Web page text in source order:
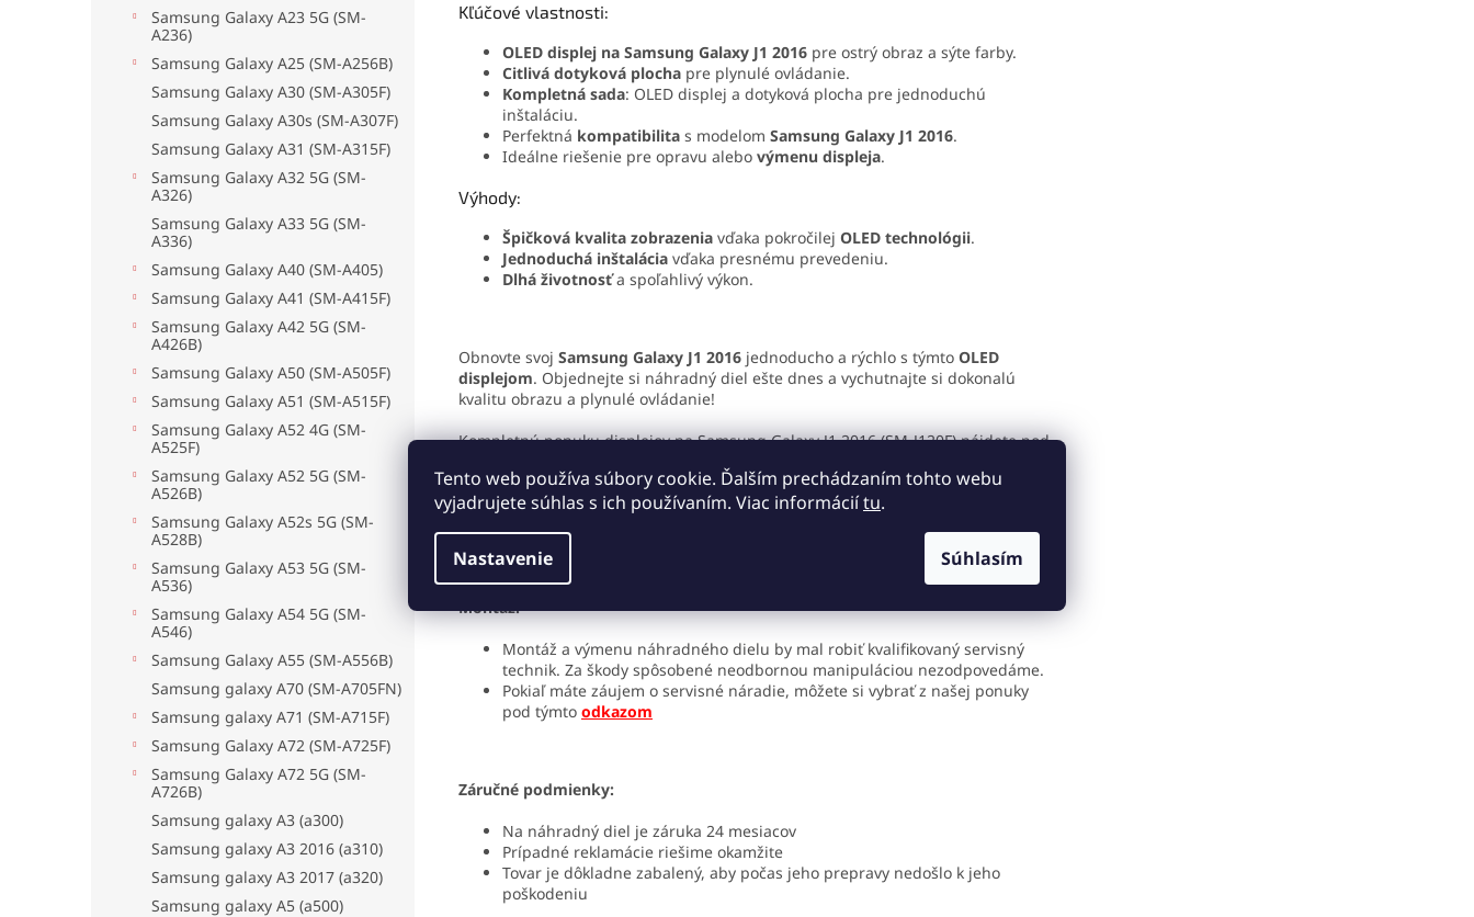
Tento web používa súbory cookie. Ďalším prechádzaním tohto webu
vyjadrujete súhlas s ich používaním. Viac informáciítu.
Nastavenie Súhlasím
Samsung Galaxy A23 5G (SM-
A236)
Samsung Galaxy A25 (SM-A256B)
Samsung Galaxy A30 (SM-A305F)
Samsung Galaxy A30s (SM-A307F)
Samsung Galaxy A31 (SM-A315F)
Samsung Galaxy A32 5G (SM-
A326)
Samsung Galaxy A33 5G (SM-
A336)
Samsung Galaxy A40 (SM-A405)
Samsung Galaxy A41 (SM-A415F)
Samsung Galaxy A42 5G (SM-
A426B)
Samsung Galaxy A50 (SM-A505F)
Samsung Galaxy A51 (SM-A515F)
Samsung Galaxy A52 4G (SM-
A525F)
Samsung Galaxy A52 5G (SM-
A526B)
Samsung Galaxy A52s 5G (SM-
A528B)
Samsung Galaxy A53 5G (SM-
A536)
Samsung Galaxy A54 5G (SM-
A546)
Samsung Galaxy A55 (SM-A556B)
Samsung galaxy A70 (SM-A705FN)
Samsung galaxy A71 (SM-A715F)
Samsung Galaxy A72 (SM-A725F)
Samsung Galaxy A72 5G (SM-
A726B)
Samsung galaxy A3 (a300)
Samsung galaxy A3 2016 (a310)
Samsung galaxy A3 2017 (a320)
Samsung galaxy A5 (a500)
Kľúčové vlastnosti:
OLED displej na Samsung Galaxy J1 2016 pre ostrý obraz a sýte farby.
Citlivá dotyková plocha pre plynulé ovládanie.
Kompletná sada: OLED displej a dotyková plocha pre jednoduchú
inštaláciu.
Perfektná kompatibilita s modelom Samsung Galaxy J1 2016.
Ideálne riešenie pre opravu alebo výmenu displeja.
Výhody:
Špičková kvalita zobrazenia vďaka pokročilej OLED technológii.
Jednoduchá inštalácia vďaka presnému prevedeniu.
Dlhá životnosťa spoľahlivý výkon.
Obnovte svoj Samsung Galaxy J1 2016 jednoducho a rýchlo s týmto OLED
displejom. Objednejte si náhradný diel ešte dnes a vychutnajte si dokonalú
kvalitu obrazu a plynulé ovládanie!
Kompletnú ponuku displejov na Samsung Galaxy J1 2016 (SM-J120F) nájdete pod
Prečítajte si článok , kde sa dozviete zaujímavosti o Samsung Galaxy J1 2016
Montáž:
Montáž a výmenu náhradného dielu by mal robiť kvalifikovaný servisný
technik. Za škody spôsobené neodbornou manipuláciou nezodpovedáme.
Pokiaľ máte záujem o servisné náradie, môžete si vybrať z našej ponuky
pod týmto odkazom
Záručné podmienky:
Na náhradný diel je záruka 24 mesiacov
Prípadné reklamácie riešime okamžite
Tovar je dôkladne zabalený, aby počas jeho prepravy nedošlo k jeho
poškodeniu